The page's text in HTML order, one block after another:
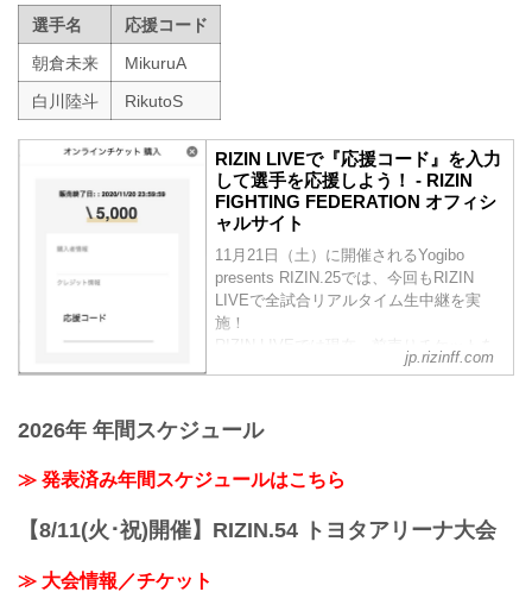
選手名
応援コード
朝倉未来
MikuruA
白川陸斗
RikutoS
RIZIN LIVEで『応援コード』を入力
して選手を応援しよう！ - RIZIN
FIGHTING FEDERATION オフィシ
ャルサイト
11月21日（土）に開催されるYogibo
presents RIZIN.25では、今回もRIZIN
LIVEで全試合リアルタイム生中継を実
施！
RIZIN LIVEでは現在、前売りチケットを
発売中！RIZIN LIVEで前売りチケットを
一部がその選手へ還元されるぞ！
で好きな選手の『応援コード』を入力
『応援コード』とは？
jp.rizinff.com
2026年 年間スケジュール
≫ 発表済み年間スケジュールはこちら
【8/11(火･祝)開催】RIZIN.54 トヨタアリーナ大会
≫ 大会情報／チケット